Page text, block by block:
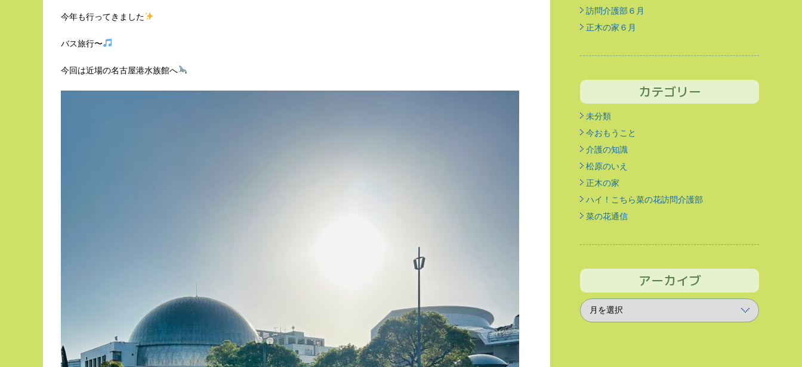
今年も行ってきました
バス旅行〜
今回は近場の名古屋港水族館へ
訪問介護部６月
正木の家６月
カテゴリー
未分類
今おもうこと
介護の知識
松原のいえ
正木の家
ハイ！こちら菜の花訪問介護部
菜の花通信
アーカイブ